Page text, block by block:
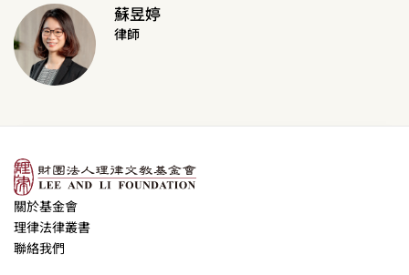
蘇昱婷
律師
關於基金會
理律法律叢書
聯絡我們